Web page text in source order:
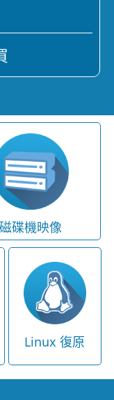
磁碟機映像
Linux 復原